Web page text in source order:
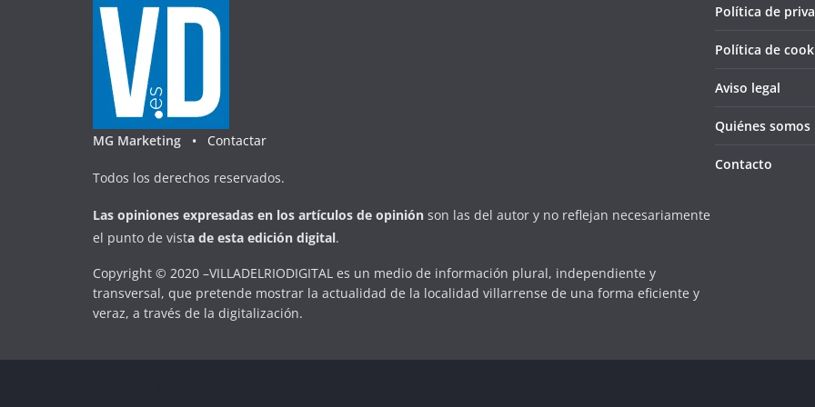
MG Marketing • Contactar
Todos los derechos reservados.
Las opiniones expresadas en los artículos de opinión son las del autor y no reflejan necesariamente
el punto de vista de esta edición digital.
Copyright © 2020 –VILLADELRIODIGITAL es un medio de información plural, independiente y
transversal, que pretende mostrar la actualidad de la localidad villarrense de una forma eficiente y
veraz, a través de la digitalización.
Política de
Política de
Aviso legal
Quiénes somos
Contacto